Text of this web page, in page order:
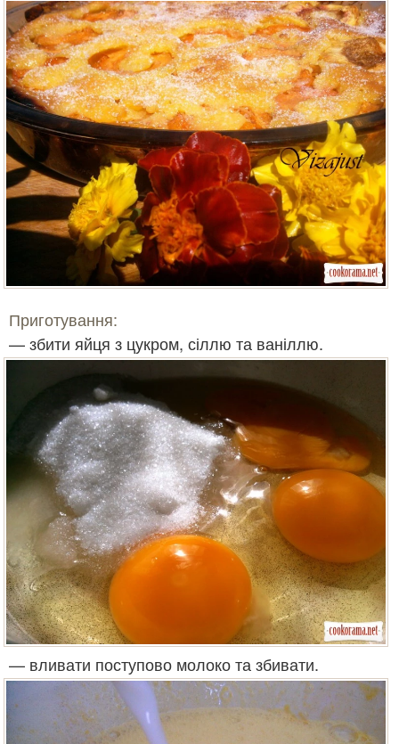
Приготування:
— збити яйця з цукром, сіллю та ваніллю.
— вливати поступово молоко та збивати.